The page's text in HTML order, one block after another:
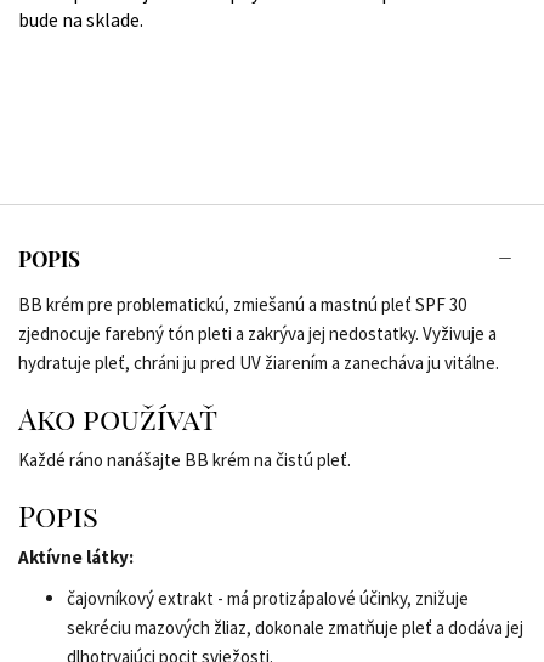
bude na sklade.
POPIS
BB krém pre problematickú, zmiešanú a mastnú pleť SPF 30
zjednocuje farebný tón pleti a zakrýva jej nedostatky. Vyživuje a
hydratuje pleť, chráni ju pred UV žiarením a zanecháva ju vitálne.
Ako používať
Každé ráno nanášajte BB krém na čistú pleť.
Popis
Aktívne látky:
čajovníkový extrakt - má protizápalové účinky, znižuje
sekréciu mazových žliaz, dokonale zmatňuje pleť a dodáva jej
dlhotrvajúci pocit sviežosti.